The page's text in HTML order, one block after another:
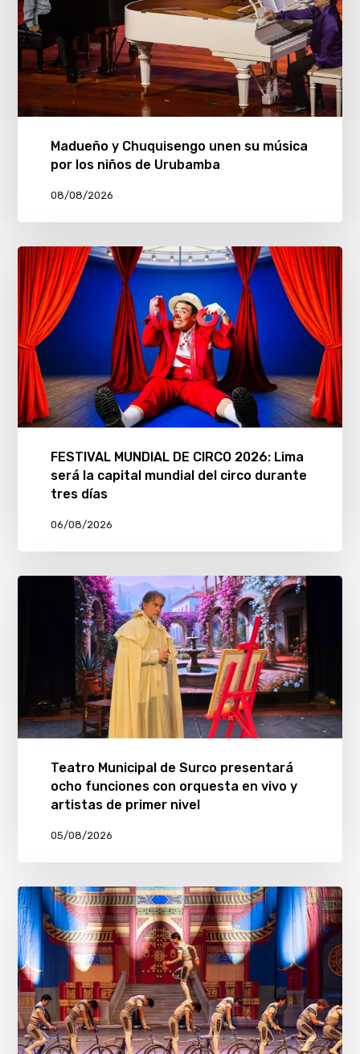
Madueño y Chuquisengo unen su música
por los niños de Urubamba
08/08/2026
FESTIVAL MUNDIAL DE CIRCO 2026: Lima
será la capital mundial del circo durante
tres días
06/08/2026
Teatro Municipal de Surco presentará
ocho funciones con orquesta en vivo y
artistas de primer nivel
05/08/2026